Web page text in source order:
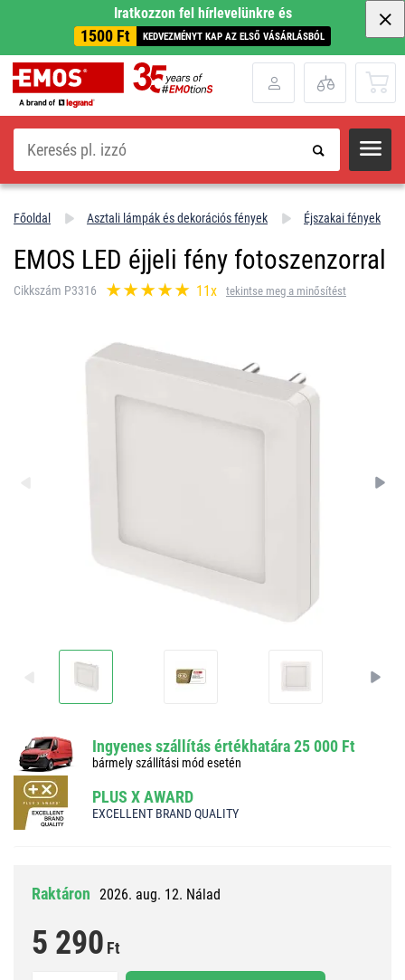
Iratkozzon fel hírlevelünkre és
1500 Ft KEDVEZMÉNYT KAP AZ ELSŐ VÁSÁRLÁSBÓL
Keresés
Főoldal Asztali lámpák és dekorációs fények Éjszakai fények
EMOS LED éjjeli fény fotoszenzorral
Cikkszám P3316 11x tekintse meg a minősítést
Ingyenes szállítás értékhatára 25 000 Ft
bármely szállítási mód esetén
PLUS X AWARD
EXCELLENT BRAND QUALITY
Raktáron 2026. aug. 12. Nálad
5 290 Ft